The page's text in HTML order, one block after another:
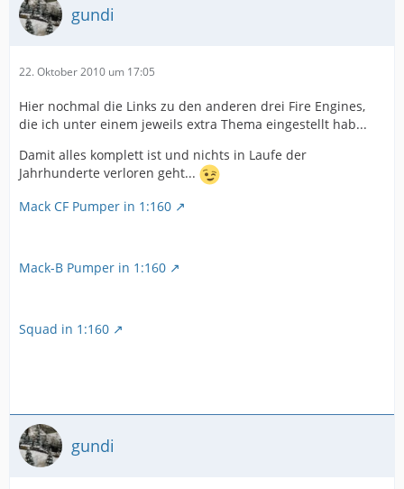
gundi
22. Oktober 2010 um 17:05
Hier nochmal die Links zu den anderen drei Fire Engines,
die ich unter einem jeweils extra Thema eingestellt hab...
Damit alles komplett ist und nichts in Laufe der
Jahrhunderte verloren geht...
Mack CF Pumper in 1:160
Mack-B Pumper in 1:160
Squad in 1:160
gundi